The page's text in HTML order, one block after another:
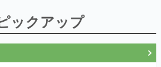
ックアップ